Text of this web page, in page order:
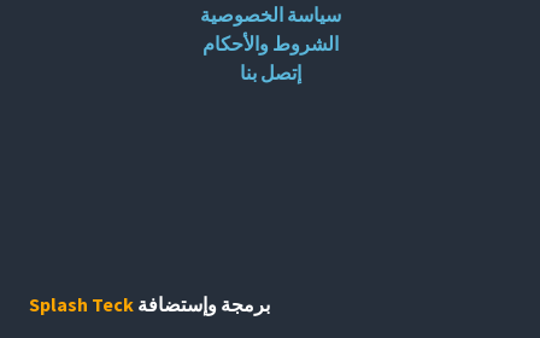
سياسة الخصوصية
الشروط والأحكام
إتصل بنا
برمجة وإستضافة Splash Teck